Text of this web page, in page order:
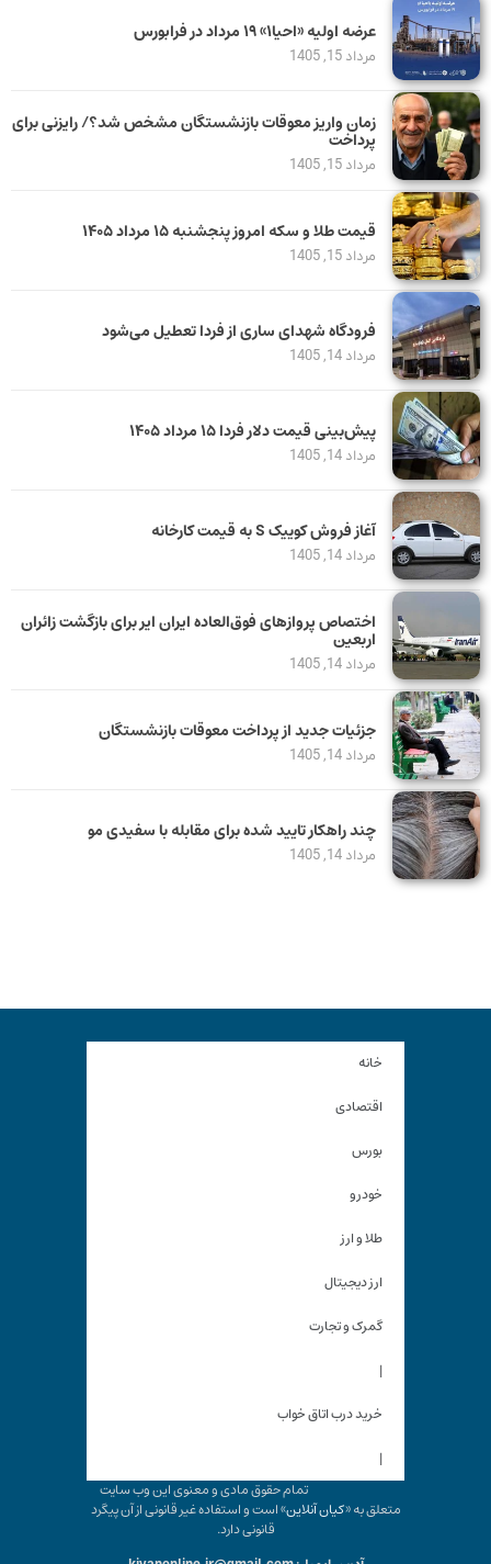
عرضه اولیه «احیا۱» ۱۹ مرداد در فرابورس
مرداد 15, 1405
زمان واریز معوقات بازنشستگان مشخص شد؟/ رایزنی برای
پرداخت
مرداد 15, 1405
قیمت طلا و سکه امروز پنجشنبه ۱۵ مرداد ۱۴۰۵
مرداد 15, 1405
فرودگاه شهدای ساری از فردا تعطیل می‌شود
مرداد 14, 1405
پیش‌بینی قیمت دلار فردا ۱۵ مرداد ۱۴۰۵
مرداد 14, 1405
آغاز فروش کوییک S به قیمت کارخانه
مرداد 14, 1405
اختصاص پروازهای فوق‌العاده ایران ایر برای بازگشت زائران
اربعین
مرداد 14, 1405
جزئیات جدید از پرداخت معوقات بازنشستگان
مرداد 14, 1405
چند راهکار تایید شده برای مقابله با سفیدی مو
مرداد 14, 1405
خانه
اقتصادی
بورس
خودرو
طلا و ارز
ارز دیجیتال
گمرک و تجارت
|
خرید درب اتاق خواب
|
تمام حقوق مادی و معنوی این وب سایت
متعلق به «کیان آنلاین» است و استفاده غیر قانونی از آن پیگرد
قانونی دارد.